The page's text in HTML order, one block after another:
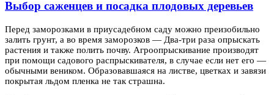
Выбор саженцев и посадка плодовых деревьев
Перед заморозками в приусадебном саду можно преизобильно
залить грунт, а во время заморозков — Два-три раза опрыскать
растения и также полить почву. Агроопрыскивание производят
при помощи садового распрыскивателя, в случае если нет его —
обычными веником. Образовавшаяся на листве, цветках и завязи
покрытая льдом пленка не так страшна.